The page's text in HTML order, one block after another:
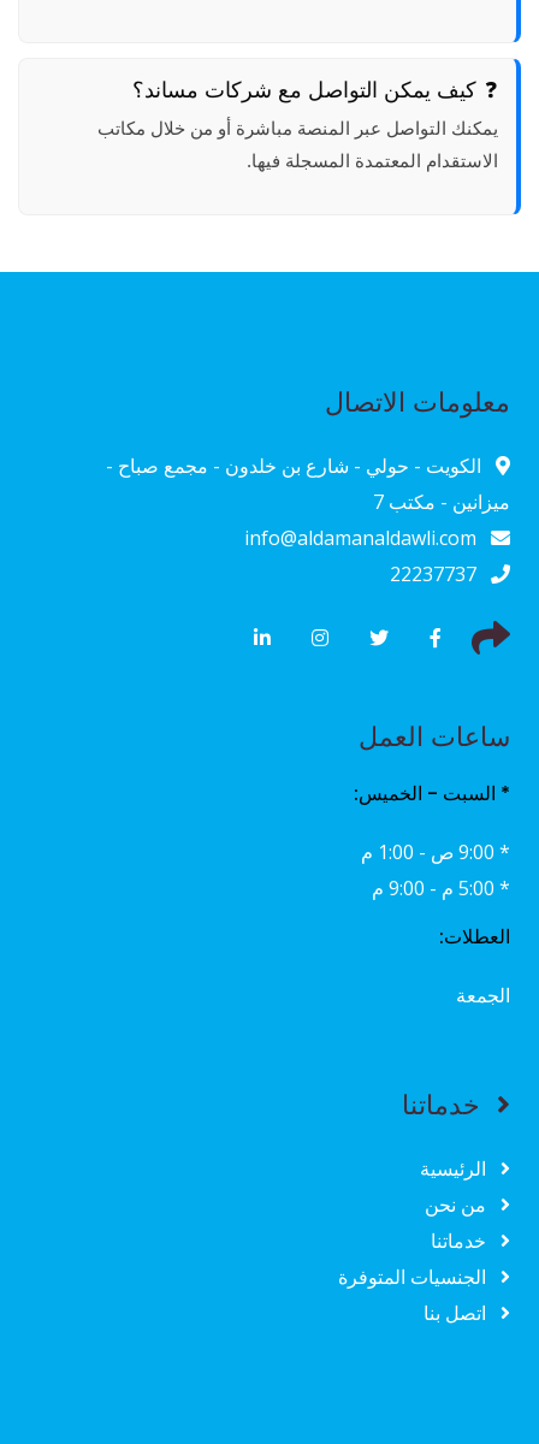
كيف يمكن التواصل مع شركات مساند؟
يمكنك التواصل عبر المنصة مباشرة أو من خلال مكاتب
الاستقدام المعتمدة المسجلة فيها.
معلومات الاتصال
الكويت - حولي - شارع بن خلدون - مجمع صباح -
ميزانين - مكتب 7
ساعات العمل
* السبت - الخميس:
* 9:00 ص - 1:00 م
* 5:00 م - 9:00 م
العطلات:
الجمعة
خدماتنا
الرئيسية
من نحن
خدماتنا
الجنسيات المتوفرة
اتصل بنا